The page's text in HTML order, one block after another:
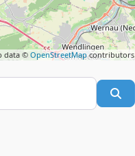
data ©OpenStreetMapcontributors